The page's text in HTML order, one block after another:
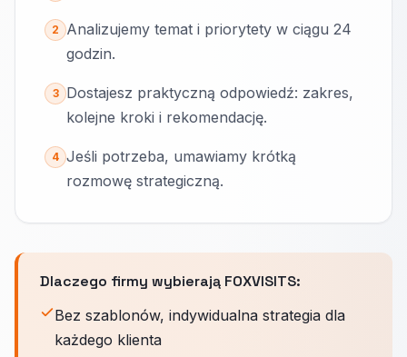
2
Analizujemy temat i priorytety w ciągu 24
godzin.
3
Dostajesz praktyczną odpowiedź: zakres,
kolejne kroki i rekomendację.
4 Jeśli potrzeba, umawiamy krótką
rozmowę strategiczną.
Dlaczego firmy wybierają FOXVISITS:
Bez szablonów, indywidualna strategia dla
każdego klienta